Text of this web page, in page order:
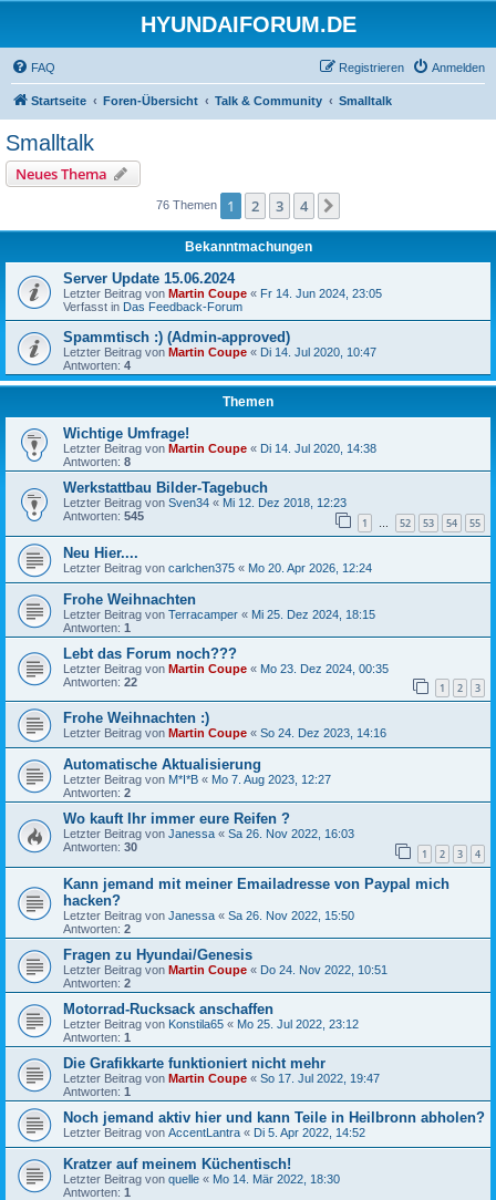
HYUNDAIFORUM.DE
FAQ Anmelden
Registrieren
Startseite Foren-Übersicht Talk & Community Smalltalk
Smalltalk
Neues Thema
76 Themen 1 2 3 4
Bekanntmachungen
Server Update 15.06.2024
Letzter Beitrag von Martin Coupe « Fr 14. Jun 2024, 23:05
Verfasst in Das Feedback-Forum
Spammtisch :) (Admin-approved)
Letzter Beitrag von Martin Coupe « Di 14. Jul 2020, 10:47
Antworten: 4
Themen
Wichtige Umfrage!
Letzter Beitrag von Martin Coupe « Di 14. Jul 2020, 14:38
Antworten: 8
Werkstattbau Bilder-Tagebuch
Letzter Beitrag von Sven34 « Mi 12. Dez 2018, 12:23
Antworten: 545 1 … 52 53 54 55
Neu Hier....
Letzter Beitrag von carlchen375 « Mo 20. Apr 2026, 12:24
Frohe Weihnachten
Letzter Beitrag von Terracamper « Mi 25. Dez 2024, 18:15
Antworten: 1
Lebt das Forum noch???
Letzter Beitrag von Martin Coupe « Mo 23. Dez 2024, 00:35
Antworten: 22 1 2 3
Frohe Weihnachten :)
Letzter Beitrag von Martin Coupe « So 24. Dez 2023, 14:16
Automatische Aktualisierung
Letzter Beitrag von M*I*B « Mo 7. Aug 2023, 12:27
Antworten: 2
Wo kauft Ihr immer eure Reifen ?
Letzter Beitrag von Janessa « Sa 26. Nov 2022, 16:03
Antworten: 30 1 2 3 4
Kann jemand mit meiner Emailadresse von Paypal mich
hacken?
Letzter Beitrag von Janessa « Sa 26. Nov 2022, 15:50
Antworten: 2
Fragen zu Hyundai/Genesis
Letzter Beitrag von Martin Coupe « Do 24. Nov 2022, 10:51
Antworten: 2
Motorrad-Rucksack anschaffen
Letzter Beitrag von Konstila65 « Mo 25. Jul 2022, 23:12
Antworten: 1
Die Grafikkarte funktioniert nicht mehr
Letzter Beitrag von Martin Coupe « So 17. Jul 2022, 19:47
Antworten: 1
Noch jemand aktiv hier und kann Teile in Heilbronn abholen?
Letzter Beitrag von AccentLantra « Di 5. Apr 2022, 14:52
Kratzer auf meinem Küchentisch!
Letzter Beitrag von quelle « Mo 14. Mär 2022, 18:30
Antworten: 1